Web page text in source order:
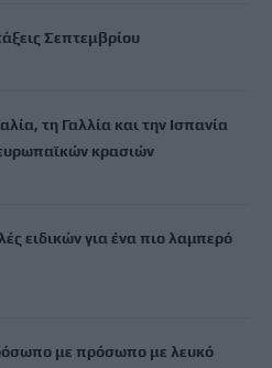
Σεπτεμβρίου
τη Γαλλία και την Ισπανία
κρασιών
ειδικών για ένα πιο λαμπερό
με πρόσωπο με λευκό